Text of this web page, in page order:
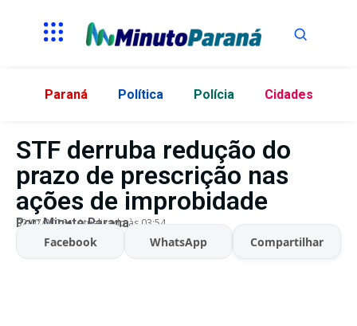
Paraná Política Polícia Cidades
STF derruba redução do
prazo de prescrição nas
ações de improbidade
Por:Minuto Parana
02/07/2026 Atualizado às 03:54
Facebook WhatsApp Compartilhar